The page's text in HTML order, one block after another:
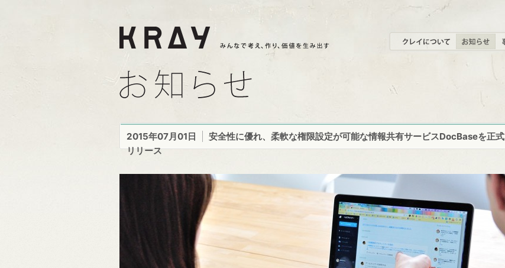
2015年07月01日
安全性に優れ、柔軟な権限設定が可能な情報共有サービスDocBaseを正式
リリース